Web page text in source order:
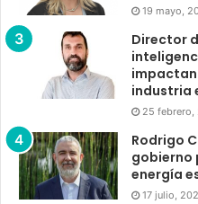
19 mayo,
Director
industria
25 febrero,
Rodrigo
gobierno
energía
17 julio,